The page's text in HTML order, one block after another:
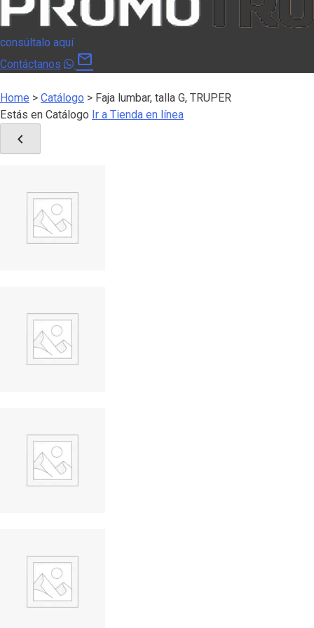
consúltalo aquí
Contáctanos
mail
Home > Catálogo > Faja lumbar, talla G, TRUPER
Estás en Catálogo Ir a Tienda en línea
chevron_left